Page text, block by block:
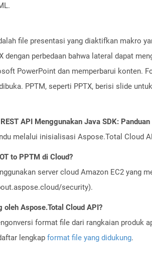
file presentasi yang diaktifkan makro
dengan perbedaan bahwa lateral dapat
PowerPoint dan memperbarui konten.
PPTM, seperti PPTX, berisi slide
API Menggunakan Java SDK:
melalui inisialisasi Aspose.Total Cloud
to PPTM di Cloud?
server cloud Amazon EC2 yang
security).
Aspose.Total Cloud API?
format file dari rangkaian produk
lengkap format file yang didukung.